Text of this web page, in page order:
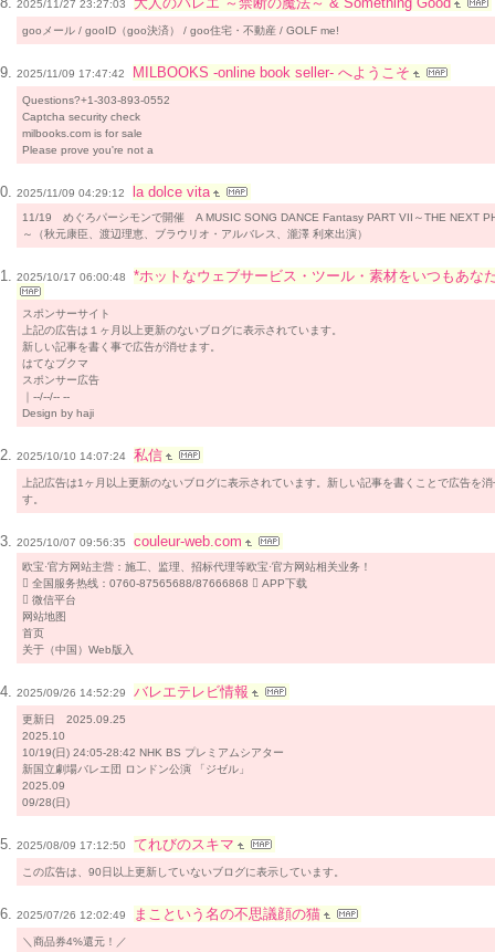
2025/11/27 23:27:03
gooメール / gooID（goo決済） / goo住宅・不動産 / GOLF me!
2025/11/09 17:47:42 MILBOOKS -online book seller- へようこそ
Questions?+1-303-893-0552
Captcha security check
milbooks.com is for sale
Please prove you're not a
2025/11/09 04:29:12 la dolce vita
11/19 めぐろパーシモンで開催 A MUSIC SONG DANCE Fantasy PART VII～THE NEXT
～（秋元康臣、渡辺理恵、ブラウリオ・アルバレス、瀧澤 利來出演）
2025/10/17 06:00:48 *ホットなウェブサービス・ツール・素材をいつもあな
スポンサーサイト
上記の広告は１ヶ月以上更新のないブログに表示されています。
新しい記事を書く事で広告が消せます。
はてなブクマ
スポンサー広告
｜--/--/-- --
Design by haji
2025/10/10 14:07:24 私信
上記広告は1ヶ月以上更新のないブログに表示されています。新しい記事を書くことで広告を消
す。
2025/10/07 09:56:35 couleur-web.com
欧宝·官方网站主营：施工、监理、招标代理等欧宝·官方网站相关业务！
 全国服务热线：0760-87565688/87666868  APP下载
 微信平台
网站地图
首页
关于（中国）Web版入
2025/09/26 14:52:29 バレエテレビ情報
更新日 2025.09.25
2025.10
10/19(日) 24:05-28:42 NHK BS プレミアムシアター
新国立劇場バレエ団 ロンドン公演 「ジゼル」
2025.09
09/28(日)
2025/08/09 17:12:50 てれびのスキマ
この広告は、90日以上更新していないブログに表示しています。
2025/07/26 12:02:49 まこという名の不思議顔の猫
＼商品券4%還元！／